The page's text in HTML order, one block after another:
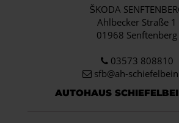
ŠKODA
Ahlbecker Straße 1
01968 Senftenberg
03573 808810
sfb@ah-
AUTOHAUS